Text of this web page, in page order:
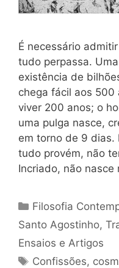
É necessário
tudo perpassa.
existência de
chega fácil aos 500
viver 200 anos; o
uma pulga nasce,
em torno de 9 dias.
tudo provém, não
Incriado, não nasce
Categorias
Filosofia
Santo Agostinho,
Ensaios e Artigos
Tags
Confissões,